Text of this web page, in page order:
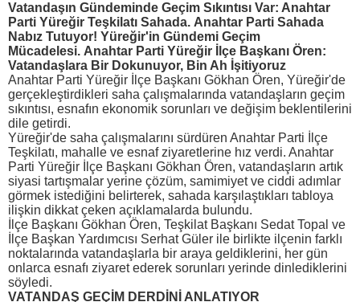
Vatandaşın Gündeminde Geçim Sıkıntısı Var: Anahtar
Parti Yüreğir Teşkilatı Sahada. Anahtar Parti Sahada
Nabız Tutuyor! Yüreğir'in Gündemi Geçim
Mücadelesi. Anahtar Parti Yüreğir İlçe Başkanı Ören:
Vatandaşlara Bir Dokunuyor, Bin Ah İşitiyoruz
Anahtar Parti Yüreğir İlçe Başkanı Gökhan Ören, Yüreğir'de
gerçekleştirdikleri saha çalışmalarında vatandaşların geçim
sıkıntısı, esnafın ekonomik sorunları ve değişim beklentilerini
dile getirdi.
Yüreğir'de saha çalışmalarını sürdüren Anahtar Parti İlçe
Teşkilatı, mahalle ve esnaf ziyaretlerine hız verdi. Anahtar
Parti Yüreğir İlçe Başkanı Gökhan Ören, vatandaşların artık
siyasi tartışmalar yerine çözüm, samimiyet ve ciddi adımlar
görmek istediğini belirterek, sahada karşılaştıkları tabloya
ilişkin dikkat çeken açıklamalarda bulundu.
İlçe Başkanı Gökhan Ören, Teşkilat Başkanı Sedat Topal ve
İlçe Başkan Yardımcısı Serhat Güler ile birlikte ilçenin farklı
noktalarında vatandaşlarla bir araya geldiklerini, her gün
onlarca esnafı ziyaret ederek sorunları yerinde dinlediklerini
söyledi.
VATANDAŞ GEÇİM DERDİNİ ANLATIYOR